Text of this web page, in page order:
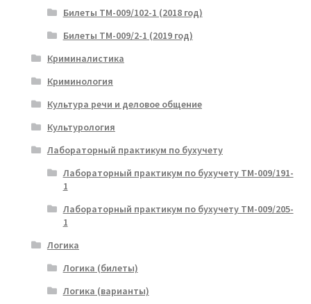
Билеты ТМ-009/102-1 (2018 год)
Билеты ТМ-009/2-1 (2019 год)
Криминалистика
Криминология
Культура речи и деловое общение
Культурология
Лабораторный практикум по бухучету
Лабораторный практикум по бухучету ТМ-009/191-
1
Лабораторный практикум по бухучету ТМ-009/205-
1
Логика
Логика (билеты)
Логика (варианты)